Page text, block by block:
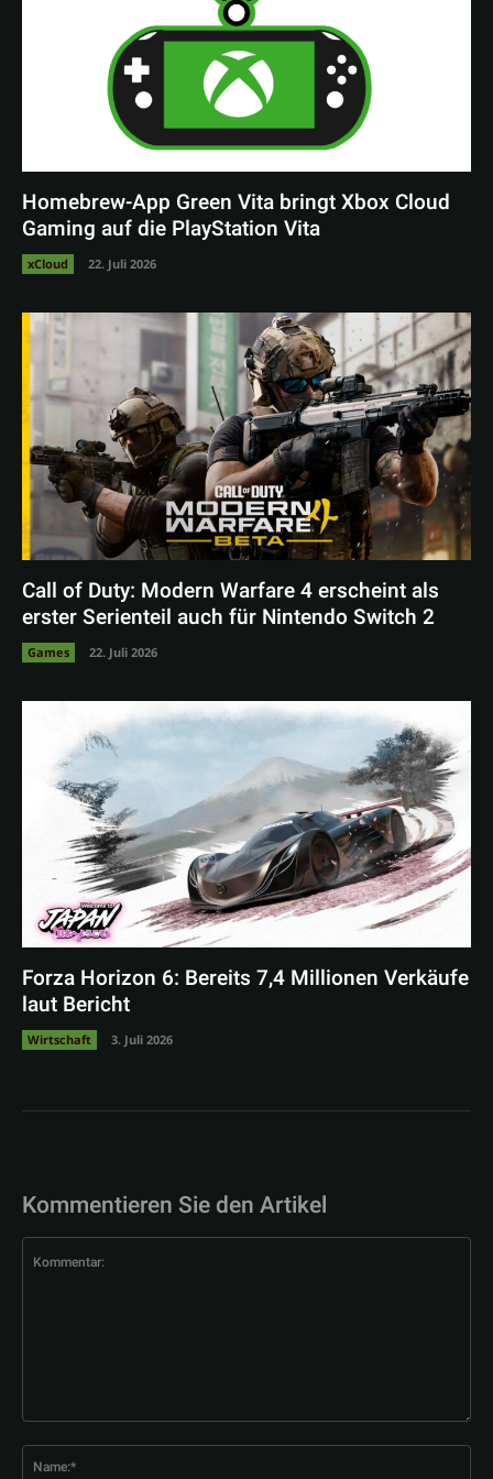
Homebrew-App Green Vita bringt Xbox Cloud
Gaming auf die PlayStation Vita
xCloud 22. Juli 2026
Call of Duty: Modern Warfare 4 erscheint als
erster Serienteil auch für Nintendo Switch 2
Games 22. Juli 2026
Forza Horizon 6: Bereits 7,4 Millionen Verkäufe
laut Bericht
Wirtschaft 3. Juli 2026
Kommentieren Sie den Artikel